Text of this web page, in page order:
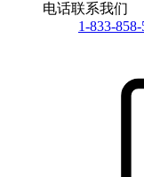
电话联系我们
1-833-